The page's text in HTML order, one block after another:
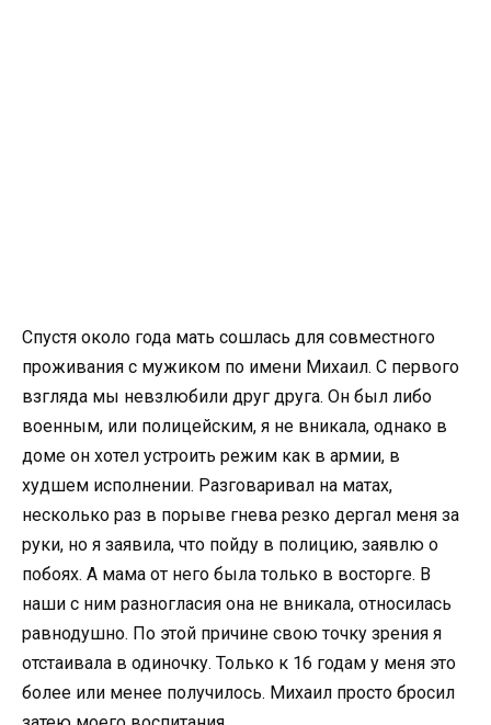
Спустя около года мать сошлась для совместного
проживания с мужиком по имени Михаил. С первого
взгляда мы невзлюбили друг друга. Он был либо
военным, или полицейским, я не вникала, однако в
доме он хотел устроить режим как в армии, в
худшем исполнении. Разговаривал на матах,
несколько раз в порыве гнева резко дергал меня за
руки, но я заявила, что пойду в полицию, заявлю о
побоях. А мама от него была только в восторге. В
наши с ним разногласия она не вникала, относилась
равнодушно. По этой причине свою точку зрения я
отстаивала в одиночку. Только к 16 годам у меня это
более или менее получилось. Михаил просто бросил